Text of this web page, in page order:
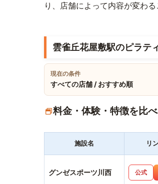
り、店舗によって内容が変わ
雲雀丘花屋敷駅のピラテ
現在の条件
すべての店舗 / おすすめ順
料金・体験・特徴を比
施設名 リ
グンゼスポーツ川西 公式